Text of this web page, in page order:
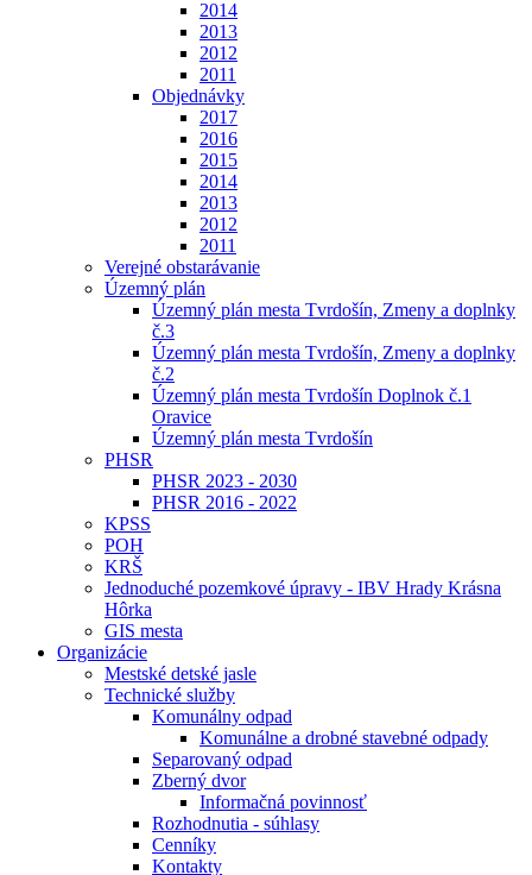
2014
2013
2012
2011
Objednávky
2017
2016
2015
2014
2013
2012
2011
Verejné obstarávanie
Územný plán
Územný plán mesta Tvrdošín, Zmeny a doplnky
č.3
Územný plán mesta Tvrdošín, Zmeny a doplnky
č.2
Územný plán mesta Tvrdošín Doplnok č.1
Oravice
Územný plán mesta Tvrdošín
PHSR
PHSR 2023 - 2030
PHSR 2016 - 2022
KPSS
POH
KRŠ
Jednoduché pozemkové úpravy - IBV Hrady Krásna
Hôrka
GIS mesta
Organizácie
Mestské detské jasle
Technické služby
Komunálny odpad
Komunálne a drobné stavebné odpady
Separovaný odpad
Zberný dvor
Informačná povinnosť
Rozhodnutia - súhlasy
Cenníky
Kontakty